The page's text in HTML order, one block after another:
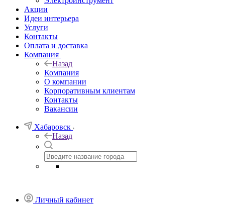
Акции
Идеи интерьера
Услуги
Контакты
Оплата и доставка
Компания
Назад
Компания
О компании
Корпоративным клиентам
Контакты
Вакансии
Хабаровск
Назад
Личный кабинет